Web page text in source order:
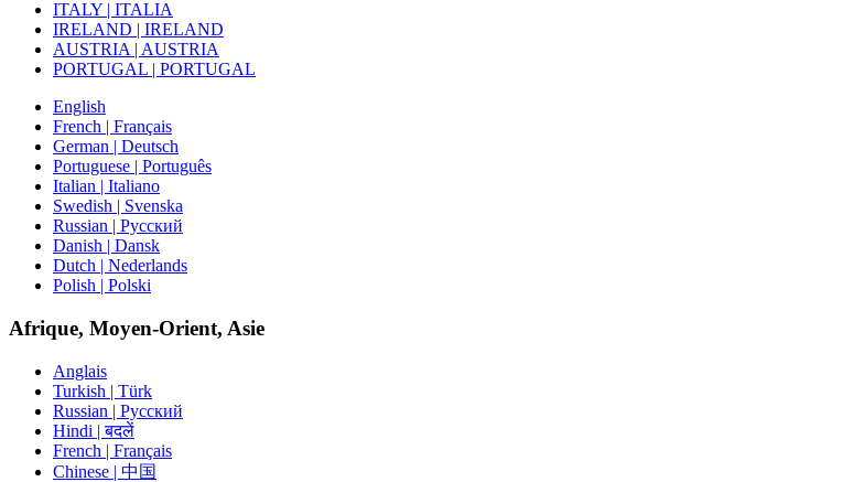
ITALY | ITALIA
IRELAND | IRELAND
AUSTRIA | AUSTRIA
PORTUGAL | PORTUGAL
English
French | Français
German | Deutsch
Portuguese | Português
Italian | Italiano
Swedish | Svenska
Russian | Русский
Danish | Dansk
Dutch | Nederlands
Polish | Polski
Afrique, Moyen-Orient, Asie
Anglais
Turkish | Türk
Russian | Русский
Hindi | बदलें
French | Français
Chinese | 中国